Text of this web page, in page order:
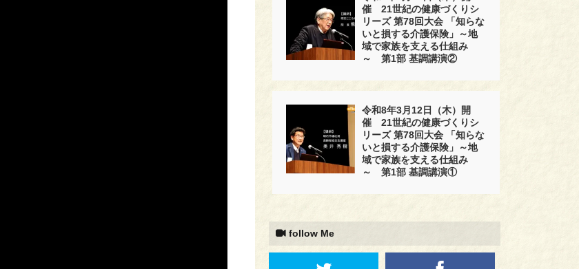
催 21世紀の健康づくりシ
リーズ 第78回大会 「知らな
いと損する介護保険」～地
域で家族を支える仕組み
～ 第1部 基調講演②
令和8年3月12日（木）開
催 21世紀の健康づくりシ
リーズ 第78回大会 「知らな
いと損する介護保険」～地
域で家族を支える仕組み
～ 第1部 基調講演①
follow Me